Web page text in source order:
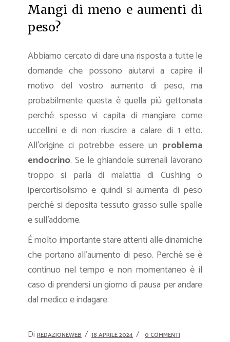
Mangi di meno e aumenti di
peso?
Abbiamo cercato di dare una risposta a tutte le
domande che possono aiutarvi a capire il
motivo del vostro aumento di peso, ma
probabilmente questa è quella più gettonata
perché spesso vi capita di mangiare come
uccellini e di non riuscire a calare di 1 etto.
All’origine ci potrebbe essere un problema
endocrino. Se le ghiandole surrenali lavorano
troppo si parla di malattia di Cushing o
ipercortisolismo e quindi si aumenta di peso
perché si deposita tessuto grasso sulle spalle
e sull’addome.
É molto importante stare attenti alle dinamiche
che portano all’aumento di peso. Perché se è
continuo nel tempo e non momentaneo è il
caso di prendersi un giorno di pausa per andare
dal medico e indagare.
Di REDAZIONEWEB 18 APRILE 2024 0 COMMENTI